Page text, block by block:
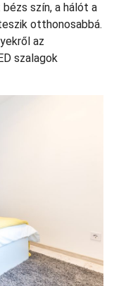
szín, a hálót a
otthonosabbá.
az
szalagok